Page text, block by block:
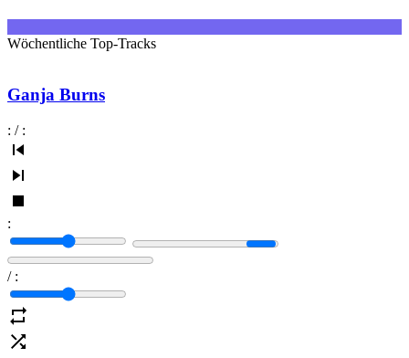
Wöchentliche Top-Tracks
Ganja Burns
: / :
:
/ :